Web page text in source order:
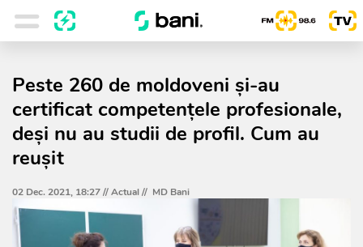
Peste 260 de moldoveni și-au
certificat competențele profesionale,
deși nu au studii de profil. Cum au
reușit
02 Dec. 2021, 18:27 //Actual// MD Bani